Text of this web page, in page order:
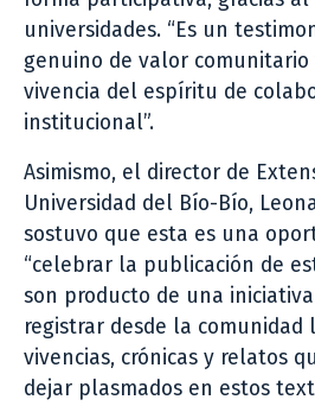
universidades. “Es un
genuino de valor comunitario
vivencia del espíritu de
institucional”.
Asimismo, el director de
Universidad del Bío-Bío,
sostuvo que esta es una
“celebrar la publicación de
son producto de una
registrar desde la comunidad
vivencias, crónicas y relatos
dejar plasmados en estos